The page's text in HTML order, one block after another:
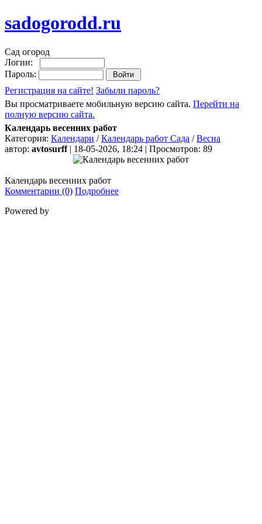
sadogorodd.ru
Сад огород
Логин:
Пароль:
Регистрация на сайте! Забыли пароль?
Вы просматриваете мобильную версию сайта. Перейти на
полную версию сайта.
Календарь весенних работ
Категория: Календари /Календарь работ Сада /Весна
автор: avtosurff| 18-05-2026, 18:24 | Просмотров: 89
Календарь весенних работ
Комментарии (0) Подробнее
Powered by